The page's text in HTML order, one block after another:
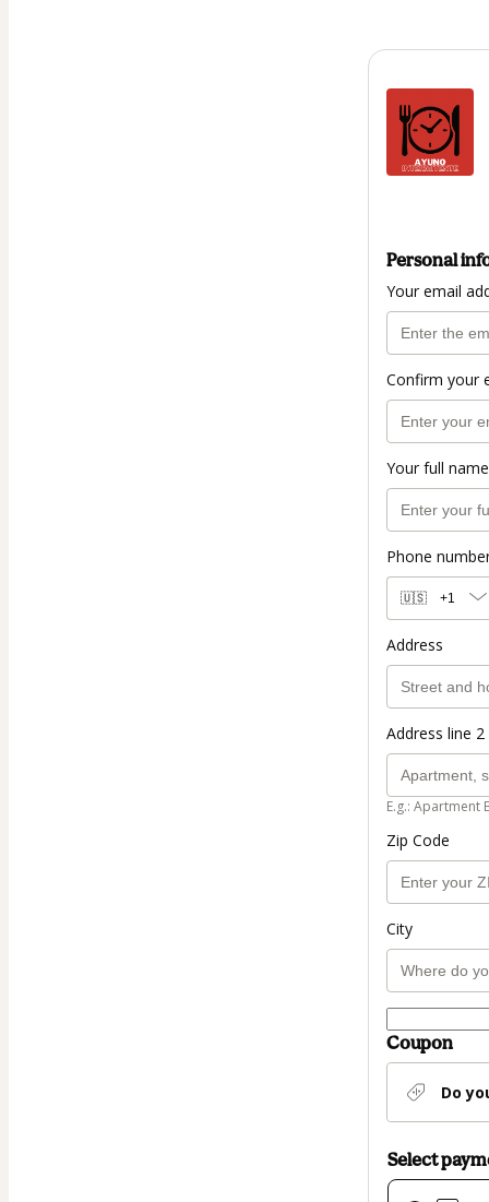
Personal
Your email
Confirm your
Your full name
Phone
🇺🇸 +1
Address
Address line
E.g.: Apartment
Zip Code
City
Coupon
Do
Select
Card